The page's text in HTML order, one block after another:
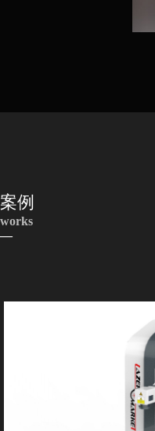
案例
works
—